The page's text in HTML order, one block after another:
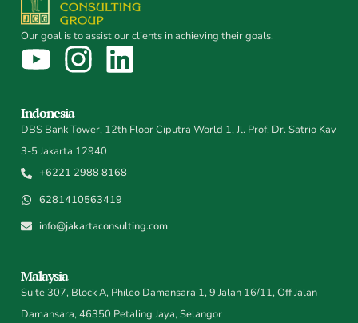
Our goal is to assist our clients in achieving their goals.
Indonesia
DBS Bank Tower, 12th Floor Ciputra World 1, Jl. Prof. Dr. Satrio Kav
3-5 Jakarta 12940
+6221 2988 8168
6281410563419
info@jakartaconsulting.com
Malaysia
Suite 307, Block A, Phileo Damansara 1, 9 Jalan 16/11, Off Jalan
Damansara, 46350 Petaling Jaya, Selangor